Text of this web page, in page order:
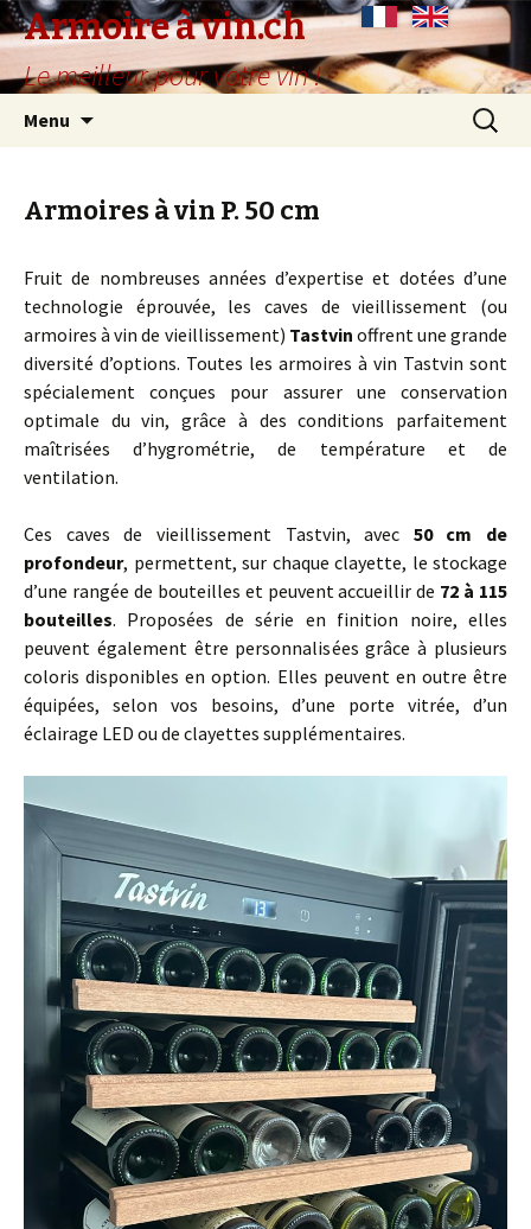
Armoire à vin.ch
Le meilleur pour votre vin !
Menu
principal
Armoires à vin P. 50 cm
Fruit de nombreuses années d’expertise et dotées d’une
technologie éprouvée, les caves de vieillissement (ou
armoires à vin de vieillissement) Tastvin offrent une grande
diversité d’options. Toutes les armoires à vin Tastvin sont
spécialement conçues pour assurer une conservation
optimale du vin, grâce à des conditions parfaitement
maîtrisées d’hygrométrie, de température et de
ventilation.
Ces caves de vieillissement Tastvin, avec 50 cm de
profondeur, permettent, sur chaque clayette, le stockage
d’une rangée de bouteilles et peuvent accueillir de 72 à 115
bouteilles. Proposées de série en finition noire, elles
peuvent également être personnalisées grâce à plusieurs
coloris disponibles en option. Elles peuvent en outre être
équipées, selon vos besoins, d’une porte vitrée, d’un
éclairage LED ou de clayettes supplémentaires.